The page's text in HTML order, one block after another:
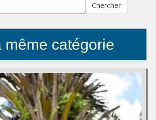
Chercher
même catégorie